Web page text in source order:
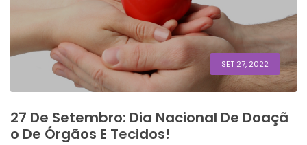
SET 27, 2022
27 De Setembro: Dia Nacional De Doaçã
O De Órgãos E Tecidos!